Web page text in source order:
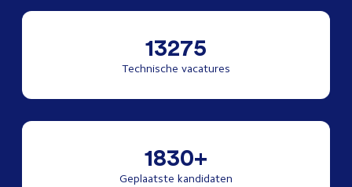
13275
Technische vacatures
1830+
Geplaatste kandidaten